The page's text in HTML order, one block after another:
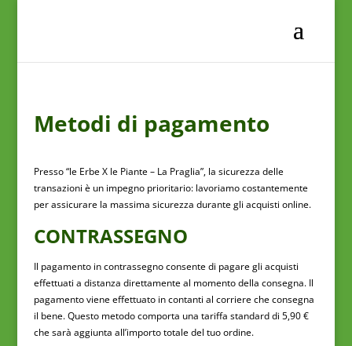
Metodi di pagamento
Presso “le Erbe X le Piante – La Praglia”, la sicurezza delle
transazioni è un impegno prioritario: lavoriamo costantemente
per assicurare la massima sicurezza durante gli acquisti online.
CONTRASSEGNO
Il pagamento in contrassegno consente di pagare gli acquisti
effettuati a distanza direttamente al momento della consegna. Il
pagamento viene effettuato in contanti al corriere che consegna
il bene. Questo metodo comporta una tariffa standard di 5,90 €
che sarà aggiunta all’importo totale del tuo ordine.